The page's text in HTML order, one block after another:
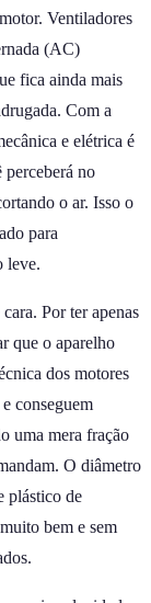
Ventiladores
(AC)
fica ainda mais
Com a
e elétrica é
no
o ar. Isso o
para
leve.
Por ter apenas
que o aparelho
dos motores
conseguem
uma mera fração
O diâmetro
plástico de
bem e sem